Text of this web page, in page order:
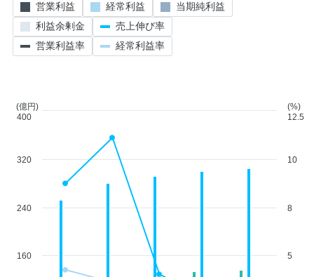
160
240
320
(億円)
400
5
8
10
(%)
12.5
営業利益
経常利益
当期純利益
利益余剰金
売上伸び率
営業利益率
経常利益率